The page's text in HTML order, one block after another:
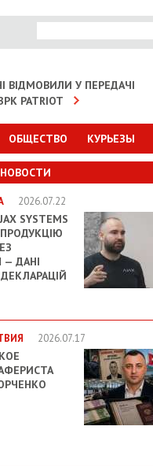
ВІДМОВИЛИ У ПЕРЕДАЧІ
PATRIOT
ОБЩЕСТВО КУРЬЕЗЫ
2026.07.22
SYSTEMS
— ДАНІ
2026.07.17